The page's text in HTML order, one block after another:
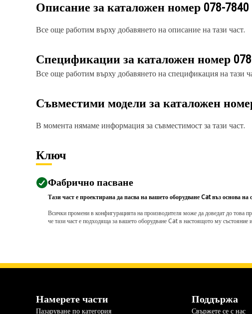
Описание за каталожен номер 078-7840
Все още работим върху добавянето на описание на тази част.
Спецификации за каталожен номер
Все още работим върху добавянето на спецификация на тази
Съвместими модели за каталожен
В момента нямаме информация за съвместимост за тази част.
Ключ
Фабрично пасване
Тази част е проектирана да пасва на вашето оборудване Cat въз основа
Всички промени в конфигурацията на производителя може да доведат до това
че тази част е подходяща за вашето оборудване Cat в настоящото му
Намерете части
Пазаруване по категория
Поддържа
Свържете се с нас